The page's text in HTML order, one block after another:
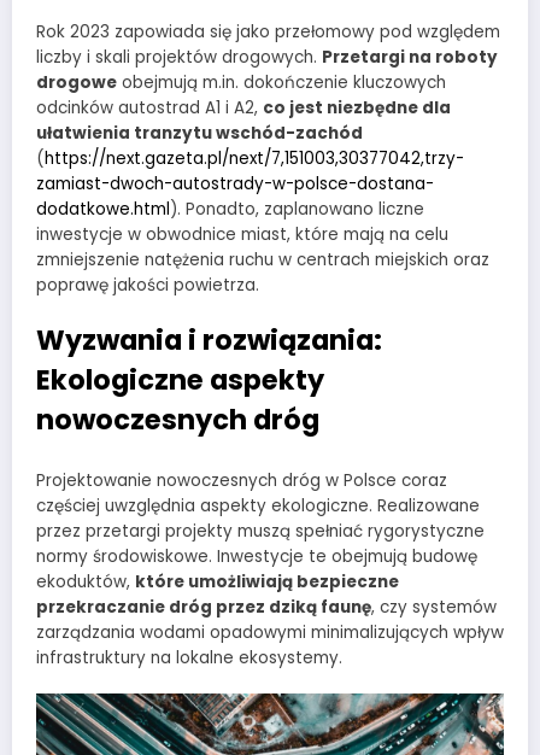
Rok 2023 zapowiada się jako przełomowy pod względem
liczby i skali projektów drogowych. Przetargi na roboty
drogowe obejmują m.in. dokończenie kluczowych
odcinków autostrad A1 i A2, co jest niezbędne dla
ułatwienia tranzytu wschód-zachód
(https://next.gazeta.pl/next/7,151003,30377042,trzy-
zamiast-dwoch-autostrady-w-polsce-dostana-
dodatkowe.html). Ponadto, zaplanowano liczne
inwestycje w obwodnice miast, które mają na celu
zmniejszenie natężenia ruchu w centrach miejskich oraz
poprawę jakości powietrza.
Wyzwania i rozwiązania:
Ekologiczne aspekty
nowoczesnych dróg
Projektowanie nowoczesnych dróg w Polsce coraz
częściej uwzględnia aspekty ekologiczne. Realizowane
przez przetargi projekty muszą spełniać rygorystyczne
normy środowiskowe. Inwestycje te obejmują budowę
ekoduktów, które umożliwiają bezpieczne
przekraczanie dróg przez dziką faunę, czy systemów
zarządzania wodami opadowymi minimalizujących wpływ
infrastruktury na lokalne ekosystemy.